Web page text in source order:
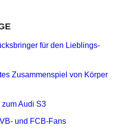
für den Lieblings-
Zusammenspiel von Körper
Audi S3
und FCB-Fans